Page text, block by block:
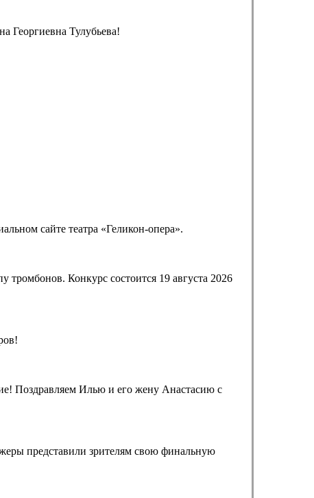
Георгиевна Тулубьева!
сайте театра «Геликон-опера».
Конкурс состоится 19 августа 2026
Поздравляем Илью и его жену Анастасию с
представили зрителям свою финальную